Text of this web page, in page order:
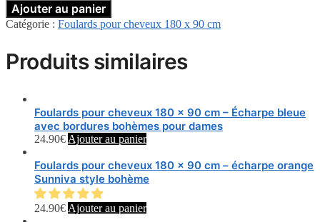
Ajouter au panier
Catégorie : Foulards pour cheveux 180 x 90 cm
Produits similaires
Foulards pour cheveux 180 x 90 cm – Écharpe bleue
avec bordures bohèmes pour dames
24.90€ Ajouter au panier
Foulards pour cheveux 180 x 90 cm – écharpe orange
Sunniva style bohème
24.90€ Ajouter au panier